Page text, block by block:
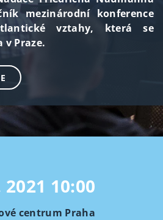
mezinárodní konference
vztahy, která se
v Praze.
2021 10:00
centrum Praha